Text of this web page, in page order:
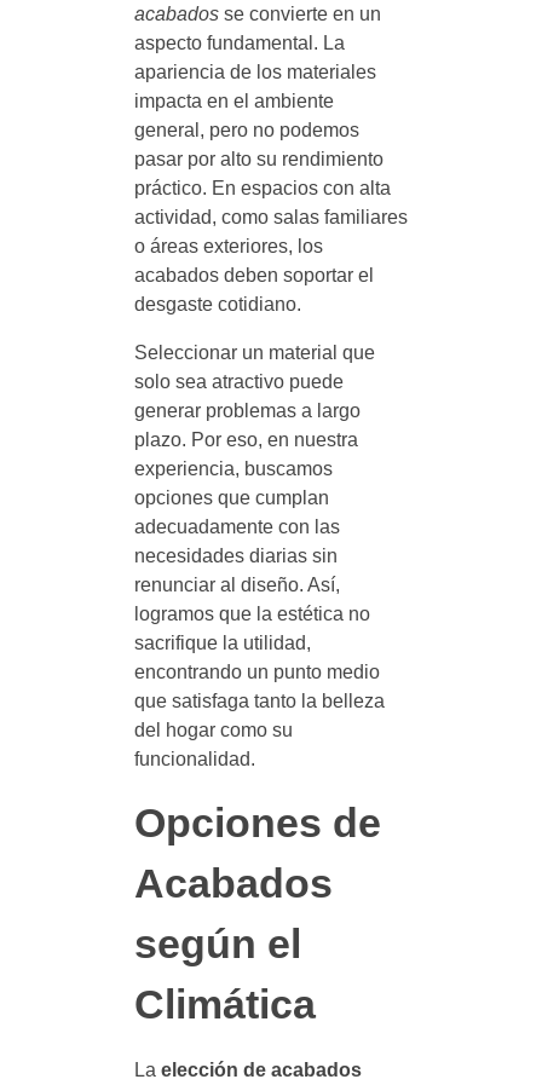
acabadosse convierte en un
aspecto fundamental. La
apariencia de los materiales
impacta en el ambiente
general, pero no podemos
pasar por alto su rendimiento
práctico. En espacios con alta
actividad, como salas familiares
o áreas exteriores, los
acabados deben soportar el
desgaste cotidiano.
Seleccionar un material que
solo sea atractivo puede
generar problemas a largo
plazo. Por eso, en nuestra
experiencia, buscamos
opciones que cumplan
adecuadamente con las
necesidades diarias sin
renunciar al diseño. Así,
logramos que la estética no
sacrifique la utilidad,
encontrando un punto medio
que satisfaga tanto la belleza
del hogar como su
funcionalidad.
Opciones de
Acabados
según el
Climática
La elección de acabados